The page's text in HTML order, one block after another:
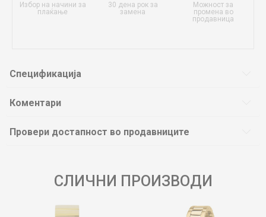
Избор на начини за
плаќање
30 дена рок за
замена
Можност за
промена во
продавница
Спецификација
Коментари
Провери достапност во продавниците
СЛИЧНИ ПРОИЗВОДИ